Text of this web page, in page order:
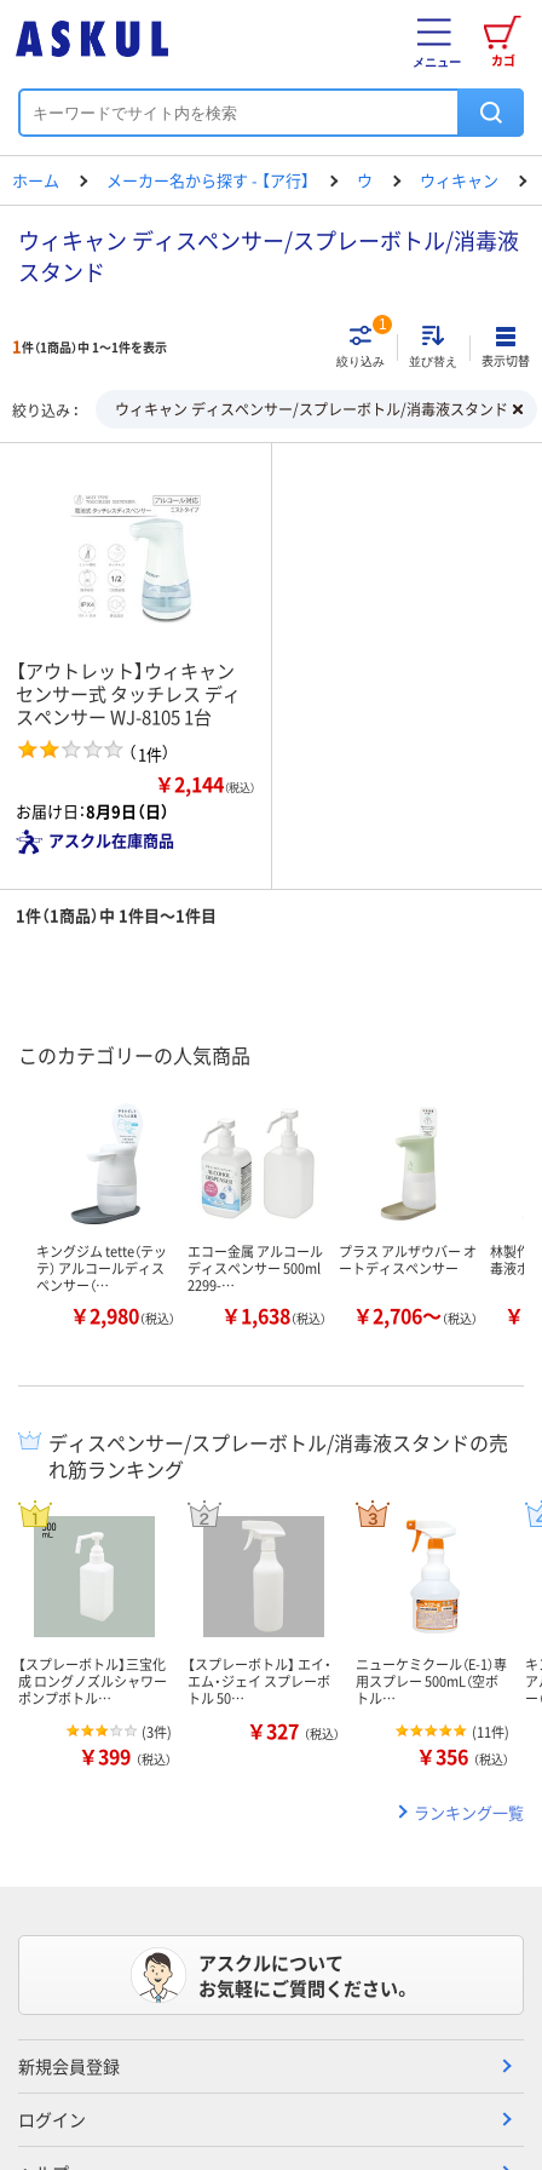
カゴ
メニュー
ホーム メーカー名から探す - 【ア行】 ウ ウィキャン
ウィキャン ディスペンサー/スプレーボトル/消毒液
スタンド
1件（1商品）中 1～1件を表示
絞り込み
1
並び替え 表示切替
絞り込み ウィキャン ディスペンサー/スプレーボトル/消毒液スタンド
【アウトレット】ウィキャン
センサー式 タッチレス ディ
スペンサー WJ-8105 1台
（1件）
￥2,144（税込）
お届け日：8月9日（日）
アスクル在庫商品
1件（1商品）中 1件目～1件目
このカテゴリーの人気商品
キングジム tette（テッ
テ） アルコールディス
ペンサー（…
￥2,980（税込）
エコー金属 アルコール
ディスペンサー 500ml
2299-…
￥1,638（税込）
プラス アルザウバー オ
ートディスペンサー
￥2,706～（税込）
林製作
毒液ポ
￥
ディスペンサー/スプレーボトル/消毒液スタンドの売
れ筋ランキング
【スプレーボトル】三宝化
成 ロングノズルシャワー
ポンプボトル…
(3件)
￥399 （税込）
【スプレーボトル】 エイ・
エム・ジェイ スプレーボ
トル 50…
￥327 （税込）
ニューケミクール（E-1）専
用スプレー 500mL（空ボ
トル…
(11件)
￥356 （税込）
キ
ー
ランキング一覧
アスクルについて
お気軽にご質問ください。
新規会員登録
ログイン